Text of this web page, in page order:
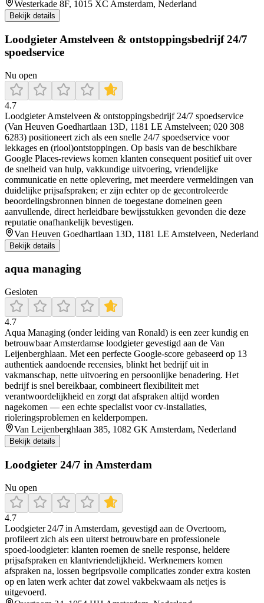
Westerkade 8F, 1015 XC Amsterdam, Nederland
Bekijk details
Loodgieter Amstelveen & ontstoppingsbedrijf 24/7
spoedservice
Nu open
4.7
Loodgieter Amstelveen & ontstoppingsbedrijf 24/7 spoedservice
(Van Heuven Goedhartlaan 13D, 1181 LE Amstelveen; 020 308
6283) positioneert zich als een snelle 24/7 spoedservice voor
lekkages en (riool)ontstoppingen. Op basis van de beschikbare
Google Places-reviews komen klanten consequent positief uit over
de snelheid van hulp, vakkundige uitvoering, vriendelijke
communicatie en nette oplevering, met meerdere vermeldingen van
duidelijke prijsafspraken; er zijn echter op de gecontroleerde
beoordelingsbronnen binnen de toegestane domeinen geen
aanvullende, direct herleidbare bewijsstukken gevonden die deze
reputatie onafhankelijk bevestigen.
Van Heuven Goedhartlaan 13D, 1181 LE Amstelveen, Nederland
Bekijk details
aqua managing
Gesloten
4.7
Aqua Managing (onder leiding van Ronald) is een zeer kundig en
betrouwbaar Amsterdamse loodgieter gevestigd aan de Van
Leijenberghlaan. Met een perfecte Google-score gebaseerd op 13
authentiek aandoende recensies, blinkt het bedrijf uit in
vakmanschap, nette uitvoering en persoonlijke benadering. Het
bedrijf is snel bereikbaar, combineert flexibiliteit met
verantwoordelijkheid en zorgt dat afspraken altijd worden
nagekomen — een echte specialist voor cv-installaties,
rioleringsproblemen en kelderpompen.
Van Leijenberghlaan 385, 1082 GK Amsterdam, Nederland
Bekijk details
Loodgieter 24/7 in Amsterdam
Nu open
4.7
Loodgieter 24/7 in Amsterdam, gevestigd aan de Overtoom,
profileert zich als een uiterst betrouwbare en professionele
spoed‑loodgieter: klanten roemen de snelle response, heldere
prijsafspraken en klantvriendelijkheid. Werknemers komen
afspraken na, lossen begripsvolle complicaties zonder extra kosten
op en laten werk achter dat zowel vakbekwaam als netjes is
uitgevoerd.